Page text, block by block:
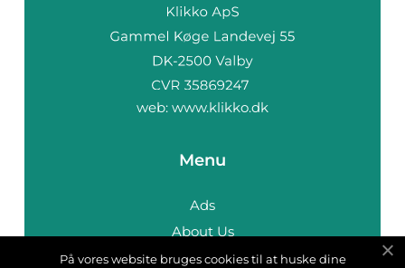
web: www.klikko.dk
Menu
Ads
About Us
Cookies
På vores website bruges cookies til at huske dine